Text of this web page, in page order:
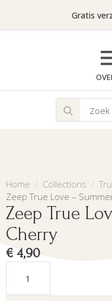
Gratis
Search
for:
Home Collections
Zeep True Love –
Zeep True
Cherry
€ 4,90
Zeep
-